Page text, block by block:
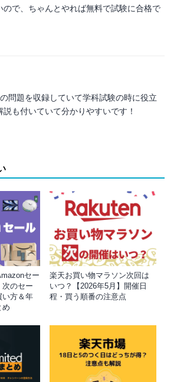
ので、ちゃんとやれば無料で試験に合格で
問題を収録していて学科試験の時に役立
説も付いていて分かりやすいです！
セー
次のセー
い方＆年
め
楽天お買い物マラソン次回は
いつ？【2026年5月】開催日
程・買う順番の注意点